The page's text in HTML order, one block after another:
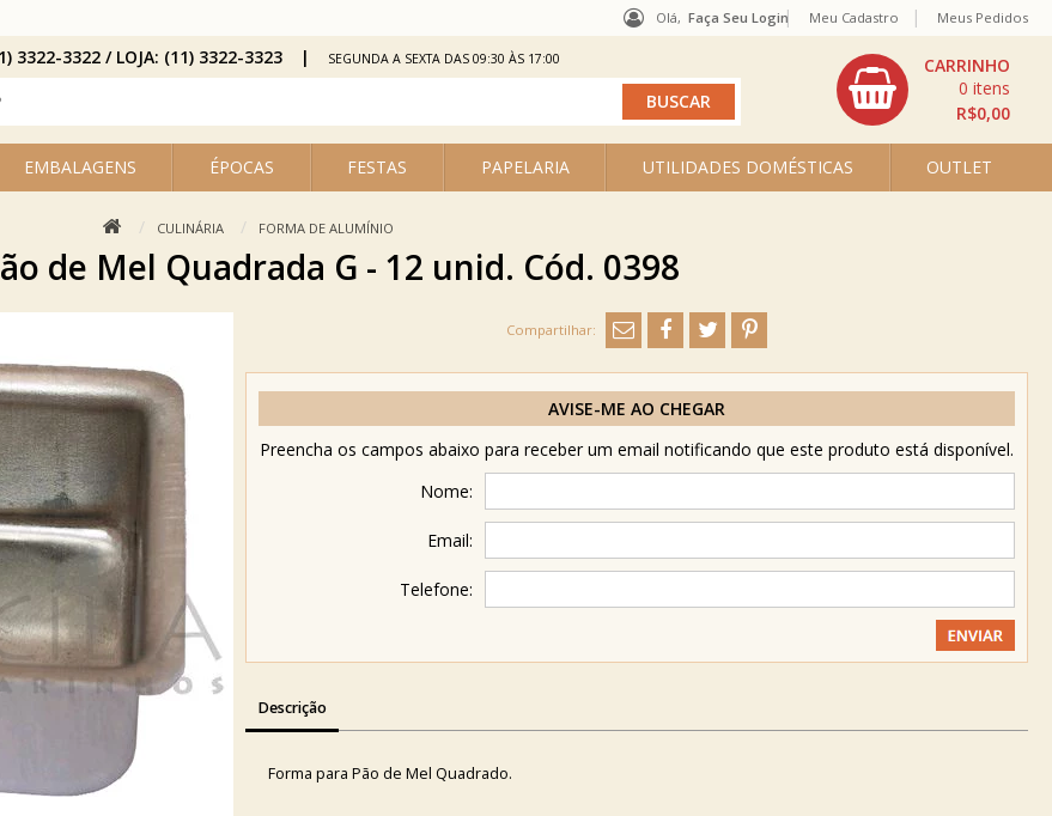
Olá, Faça Seu Login
EMBALAGENS ÉPOCAS FESTAS PAPELARIA UTILIDADES DOMÉSTICAS OUTLET
R$0,00
0
Meu Cadastro Meus Pedidos
3322-3322 / LOJA: (11) 3322-3323 SEGUNDA A SEXTA DAS 09:30 ÀS 17:00
CULINÁRIA FORMA DE ALUMÍNIO
de Mel Quadrada G - 12 unid. Cód. 0398
AVISE-ME AO CHEGAR
Preencha os campos abaixo para receber um email notificando que este produto está disponível.
Nome:
Email:
Telefone:
Descrição
Forma para Pão de Mel Quadrado.